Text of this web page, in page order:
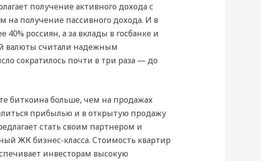
получение активного дохода с
на получение пассивного дохода. И в
россиян, а за вклады в госбанке и
валюты считали надежным
сократилось почти в три раза — до
биткоина больше, чем на продажах
прибылью и в открытую продажу
стать своим партнером и
ЖК бизнес-класса. Стоимость квартир
инвесторам высокую